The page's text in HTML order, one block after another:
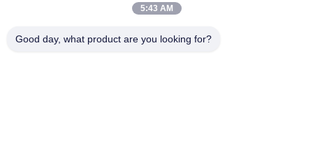
5:43 AM
Good day, what product are you looking for?